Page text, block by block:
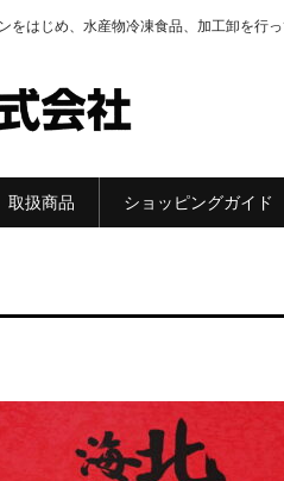
をはじめ、水産物冷凍食品、加工卸を行
取扱商品 ショッピングガイド